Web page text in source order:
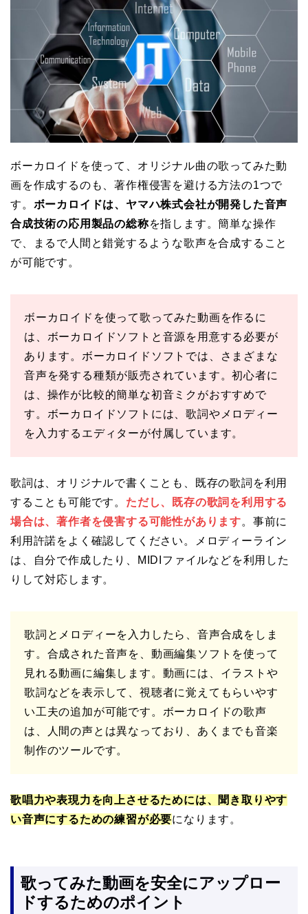
ボーカロイドを使って、オリジナル曲の歌ってみた動
画を作成するのも、著作権侵害を避ける方法の1つで
す。 ボーカロイドは、ヤマハ株式会社が開発した音声
合成技術の応用製品の総称を指します。簡単な操作
で、まるで人間と錯覚するような歌声を合成すること
が可能です。
ボーカロイドを使って歌ってみた動画を作るに
は、ボーカロイドソフトと音源を用意する必要が
あります。ボーカロイドソフトでは、さまざまな
音声を発する種類が販売されています。初心者に
は、操作が比較的簡単な初音ミクがおすすめで
す。ボーカロイドソフトには、歌詞やメロディー
を入力するエディターが付属しています。
歌詞は、オリジナルで書くことも、既存の歌詞を利用
することも可能です。 ただし、既存の歌詞を利用する
場合は、著作者を侵害する可能性があります。事前に
利用許諾をよく確認してください。メロディーライン
は、自分で作成したり、MIDIファイルなどを利用した
りして対応します。
歌詞とメロディーを入力したら、音声合成をしま
す。合成された音声を、動画編集ソフトを使って
見れる動画に編集します。動画には、イラストや
歌詞などを表示して、視聴者に覚えてもらいやす
い工夫の追加が可能です。ボーカロイドの歌声
は、人間の声とは異なっており、あくまでも音楽
制作のツールです。
歌唱力や表現力を向上させるためには、聞き取りやす
い音声にするための練習が必要になります。
歌ってみた動画を安全にアップロー
ドするためのポイント